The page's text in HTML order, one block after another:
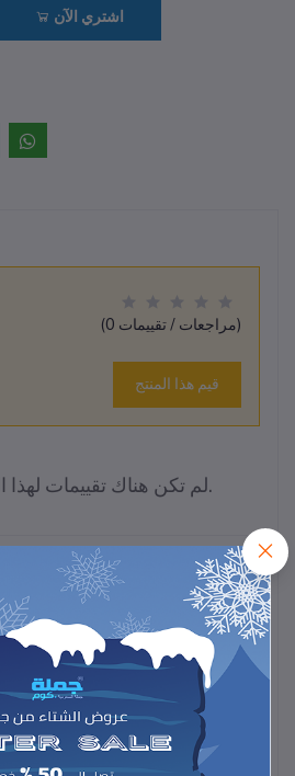
اشتري الآن
(0 مراجعات / تقييمات)
قيم هذا المنتج
لم تكن هناك تقييمات لهذا المنتج حتى الآن.
توفر المشدات الرجالية بأكمام
محكمًا للمساعدة في شد الصدر
الجسم مظهرًا أكثر نحافة